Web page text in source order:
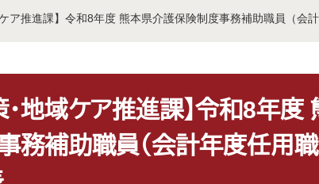
ア推進課】令和8年度 熊本県介護保険制度事務補助職員（会
・地域ケア推進課】令和8年度
務補助職員（会計年度任用職